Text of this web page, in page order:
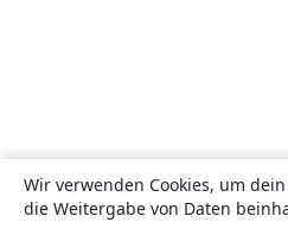
Wir verwenden Cookies, um
die Weitergabe von Daten